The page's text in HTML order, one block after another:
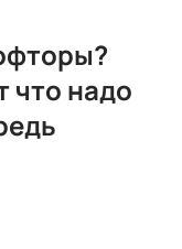
что надо